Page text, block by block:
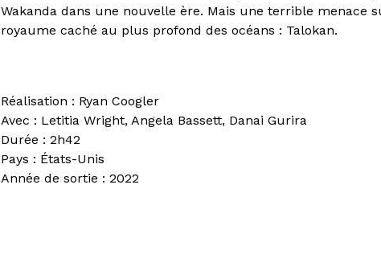
Wakanda dans une nouvelle ère. Mais une terrible menace
royaume caché au plus profond des océans : Talokan.
Réalisation : Ryan Coogler
Avec : Letitia Wright, Angela Bassett, Danai Gurira
Durée : 2h42
Pays : États-Unis
Année de sortie : 2022